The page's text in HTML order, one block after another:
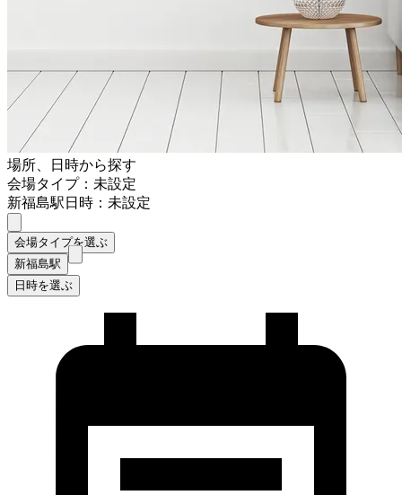
場所、日時から探す
会場タイプ：未設定
新福島駅日時：未設定
会場タイプを選ぶ
新福島駅
日時を選ぶ